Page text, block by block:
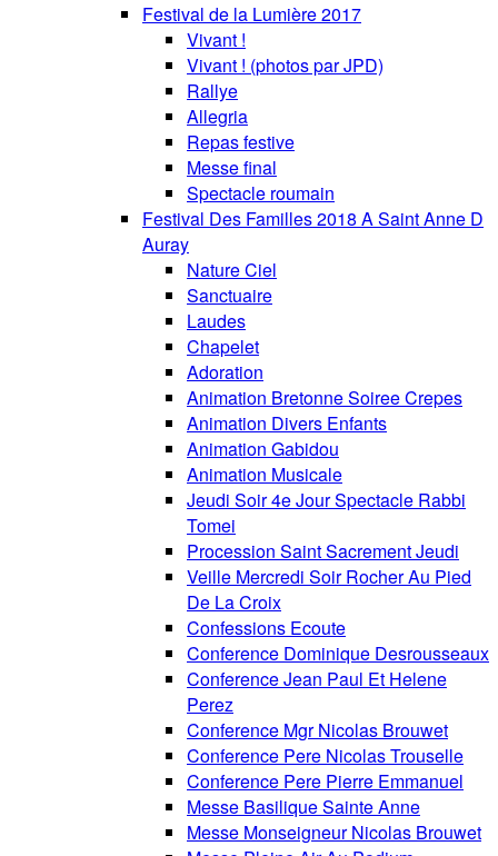
Festival de la Lumière 2017
Vivant !
Vivant ! (photos par JPD)
Rallye
Allegria
Repas festive
Messe final
Spectacle roumain
Festival Des Familles 2018 A Saint Anne D
Auray
Nature Ciel
Sanctuaire
Laudes
Chapelet
Adoration
Animation Bretonne Soiree Crepes
Animation Divers Enfants
Animation Gabidou
Animation Musicale
Jeudi Soir 4e Jour Spectacle Rabbi
Tomei
Procession Saint Sacrement Jeudi
Veille Mercredi Soir Rocher Au Pied
De La Croix
Confessions Ecoute
Conference Dominique Desrousseaux
Conference Jean Paul Et Helene
Perez
Conference Mgr Nicolas Brouwet
Conference Pere Nicolas Trouselle
Conference Pere Pierre Emmanuel
Messe Basilique Sainte Anne
Messe Monseigneur Nicolas Brouwet